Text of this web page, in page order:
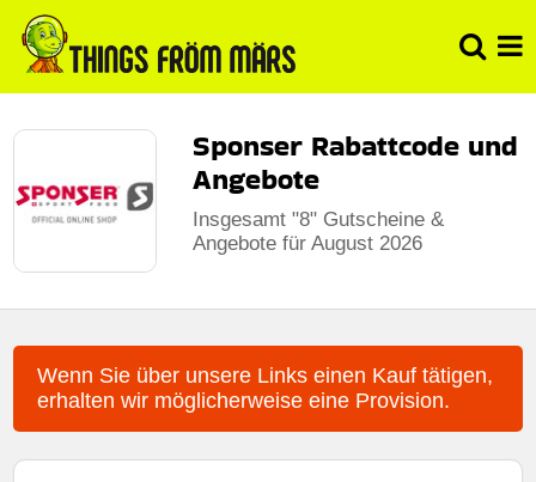
Sponser Rabattcode und
Angebote
Insgesamt "8" Gutscheine &
Angebote für August 2026
Wenn Sie über unsere Links einen Kauf tätigen,
erhalten wir möglicherweise eine Provision.